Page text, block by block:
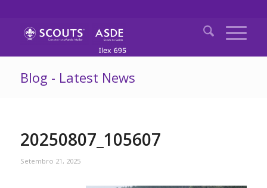
Blog - Latest News
20250807_105607
Setembro 21, 2025